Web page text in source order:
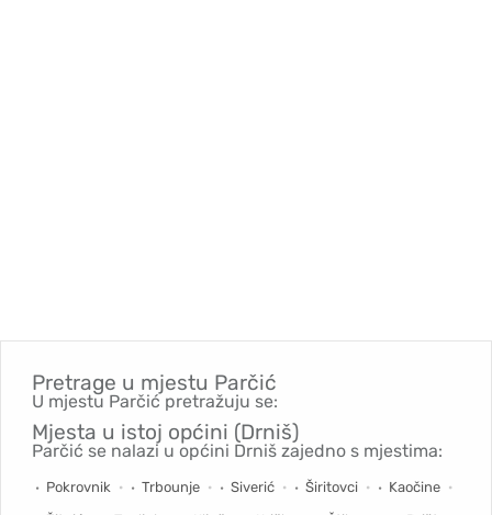
Pretrage u mjestu Parčić
U mjestu Parčić pretražuju se:
Mjesta u istoj općini (Drniš)
Parčić se nalazi u općini Drniš zajedno s mjestima:
Pokrovnik Trbounje Siverić Širitovci
Kaočine